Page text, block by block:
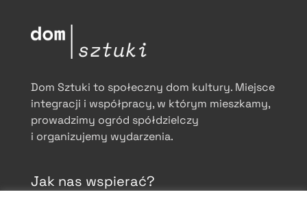
Dom Sztuki to społeczny dom kultury. Miejsce
integracji i współpracy, w którym mieszkamy,
prowadzimy ogród spółdzielczy
i organizujemy wydarzenia.
Jak nas wspierać?